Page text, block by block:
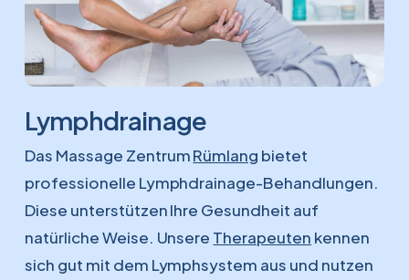
Lymphdrainage
Das Massage ZentrumRümlang bietet
professionelle Lymphdrainage-Behandlungen.
Diese unterstützen Ihre Gesundheit auf
natürliche Weise. Unsere Therapeuten kennen
sich gut mit dem Lymphsystem aus und nutzen